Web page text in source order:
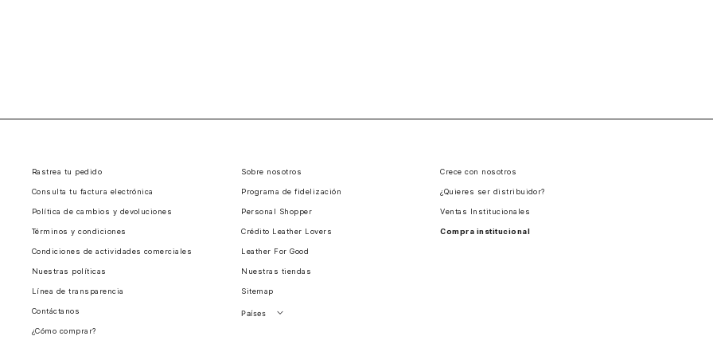
Rastrea tu pedido
Consulta tu factura electrónica
Política de cambios y devoluciones
Términos y condiciones
Condiciones de actividades comerciales
Nuestras políticas
Línea de transparencia
Contáctanos
¿Cómo comprar?
Sobre nosotros
Programa de fidelización
Personal Shopper
Crédito Leather Lovers
Leather For Good
Nuestras tiendas
Sitemap
Países
Crece con nosotros
¿Quieres ser distribuidor?
Ventas Institucionales
Compra institucional